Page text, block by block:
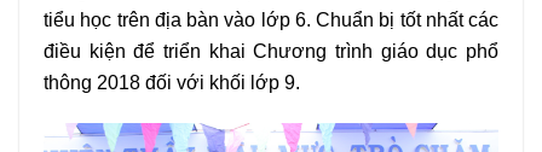
tiểu học trên địa bàn vào lớp 6. Chuẩn bị tốt nhất các
điều kiện để triển khai Chương trình giáo dục phổ
thông 2018 đối với khối lớp 9.